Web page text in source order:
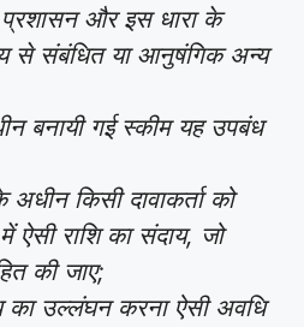
और इस धारा के
से संबंधित या आनुषंगिक अन्य
बनायी गई स्कीम यह उपबंध
किसी दावाकर्ता को
राशि का संदाय, जो
की जाए;
उल्लंघन करना ऐसी अवधि